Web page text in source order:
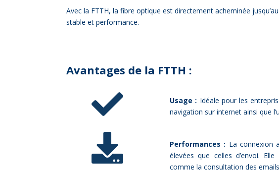
Avec la FTTH, la fibre op­tique est di­rec­te­ment ache­mi­née
stable et per­for­mance.
Avan­tages de la FTTH :
 Usage : Idéale pour les
navigation sur internet ainsi que
 Performances : La connexion
élevées que celles d’envoi.
comme la consultation des